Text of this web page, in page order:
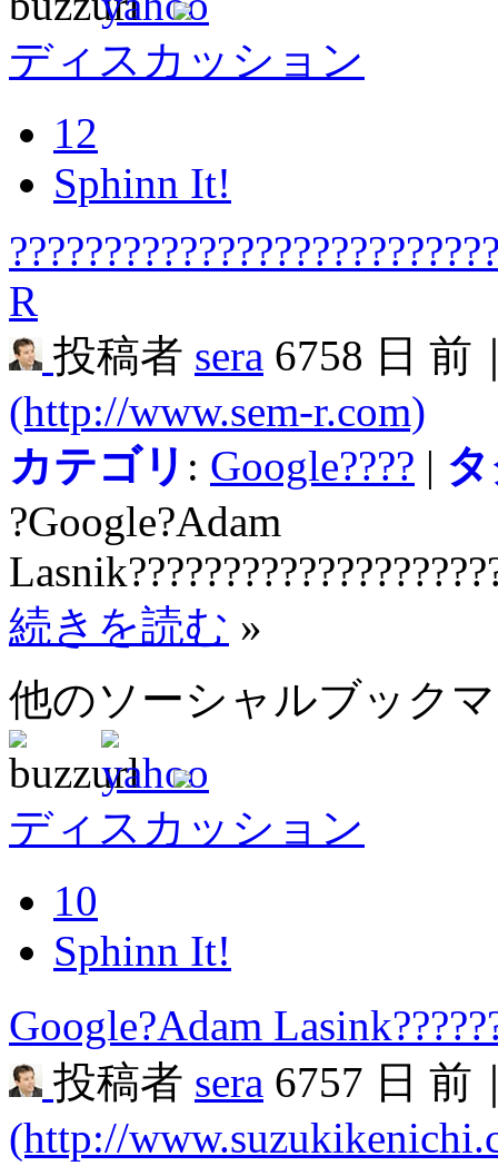
ディスカッション
12
Sphinn It!
R
投稿者 sera 6758 日 前
(http://www.sem-r.com)
カテゴリ : Google???? |
?Google?Adam
続きを読む »
他のソーシャルブック
ディスカッション
10
Sphinn It!
Google?Adam
投稿者 sera 6757 日 前
(http://